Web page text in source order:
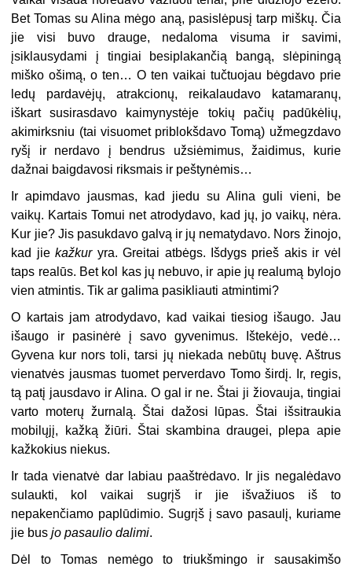
Bet Tomas su Alina mėgo aną, pasislėpusį tarp miškų. Čia
jie visi buvo drauge, nedaloma visuma ir savimi,
įsiklausydami į tingiai besiplakančią bangą, slėpiningą
miško ošimą, o ten… O ten vaikai tučtuojau bėgdavo prie
ledų pardavėjų, atrakcionų, reikalaudavo katamaranų,
iškart susirasdavo kaimynystėje tokių pačių padūkėlių,
akimirksniu (tai visuomet priblokšdavo Tomą) užmegzdavo
ryšį ir nerdavo į bendrus užsiėmimus, žaidimus, kurie
dažnai baigdavosi riksmais ir peštynėmis…
Ir apimdavo jausmas, kad jiedu su Alina guli vieni, be
vaikų. Kartais Tomui net atrodydavo, kad jų, jo vaikų, nėra.
Kur jie? Jis pasukdavo galvą ir jų nematydavo. Nors žinojo,
kad jiekažkuryra. Greitai atbėgs. Išdygs prieš akis ir vėl
taps realūs. Bet kol kas jų nebuvo, ir apie jų realumą bylojo
vien atmintis. Tik ar galima pasikliauti atmintimi?
O kartais jam atrodydavo, kad vaikai tiesiog išaugo. Jau
išaugo ir pasinėrė į savo gyvenimus. Ištekėjo, vedė…
Gyvena kur nors toli, tarsi jų niekada nebūtų buvę. Aštrus
vienatvės jausmas tuomet perverdavo Tomo širdį. Ir, regis,
tą patį jausdavo ir Alina. O gal ir ne. Štai ji žiovauja, tingiai
varto moterų žurnalą. Štai dažosi lūpas. Štai išsitraukia
mobilųjį, kažką žiūri. Štai skambina draugei, plepa apie
kažkokius niekus.
Ir tada vienatvė dar labiau paaštrėdavo. Ir jis negalėdavo
sulaukti, kol vaikai sugrįš ir jie išvažiuos iš to
nepakenčiamo paplūdimio. Sugrįš į savo pasaulį, kuriame
jie busjo pasaulio dalimi.
Dėl to Tomas nemėgo to triukšmingo ir sausakimšo